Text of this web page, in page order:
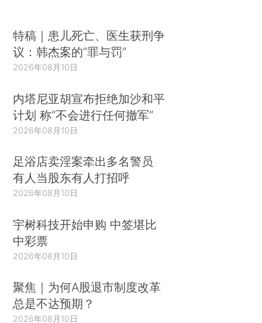
特稿｜患儿死亡、医生获刑争
议：韩杰案的“罪与罚”
2026年08月10日
内塔尼亚胡宣布拒绝加沙和平
计划 称“不会进行任何撤军”
2026年08月10日
足浴店卖淫案牵出多名警员
有人当股东有人打招呼
2026年08月10日
宇树科技开始申购 中签堪比
中彩票
2026年08月10日
聚焦｜为何A股退市制度改革
总是不达预期？
2026年08月10日